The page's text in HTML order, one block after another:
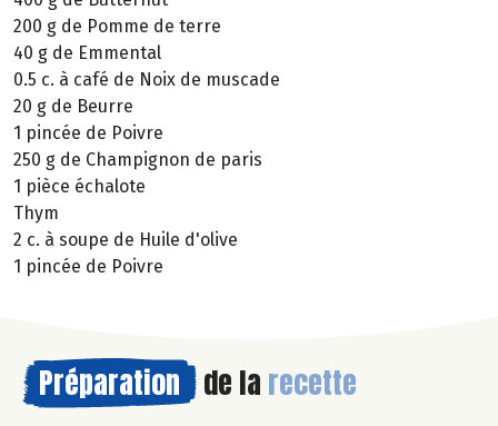
200 g de Pomme de terre
40 g de Emmental
0.5 c. à café de Noix de muscade
20 g de Beurre
1 pincée de Poivre
250 g de Champignon de paris
1 pièce échalote
Thym
2 c. à soupe de Huile d'olive
1 pincée de Poivre
Préparation de la recette